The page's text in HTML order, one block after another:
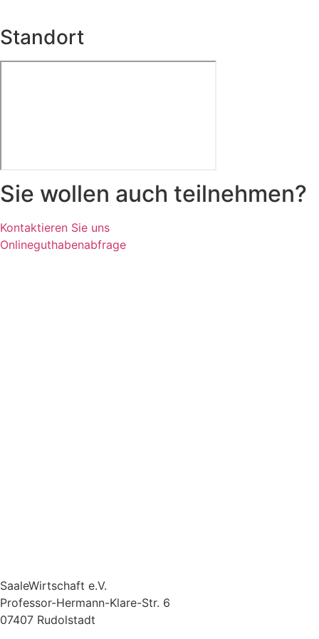
Standort
Sie wollen auch teilnehmen?
Kontaktieren Sie uns
Onlineguthabenabfrage
SaaleWirtschaft e.V.
Professor-Hermann-Klare-Str. 6
07407 Rudolstadt